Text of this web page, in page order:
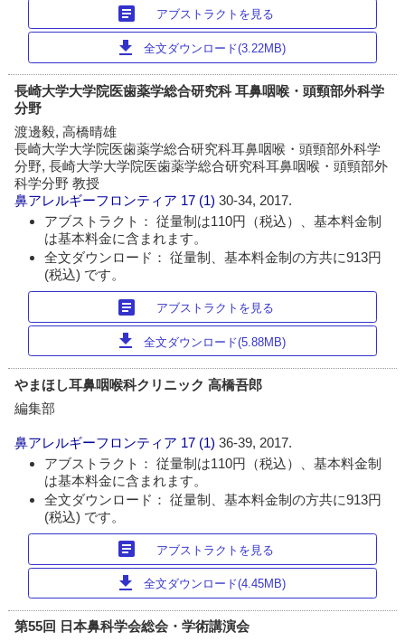
article アブストラクトを見る
download 全文ダウンロード(3.22MB)
長崎大学大学院医歯薬学総合研究科 耳鼻咽喉・頭頸部外科学
分野
渡邊毅, 高橋晴雄
長崎大学大学院医歯薬学総合研究科耳鼻咽喉・頭頸部外科学
分野, 長崎大学大学院医歯薬学総合研究科耳鼻咽喉・頭頸部外
科学分野 教授
鼻アレルギーフロンティア 17 (1)30-34, 2017.
アブストラクト： 従量制は110円（税込）、基本料金制
は基本料金に含まれます。
全文ダウンロード： 従量制、基本料金制の方共に913円
(税込) です。
article アブストラクトを見る
download 全文ダウンロード(5.88MB)
やまほし耳鼻咽喉科クリニック 高橋吾郎
編集部
鼻アレルギーフロンティア 17 (1)36-39, 2017.
アブストラクト： 従量制は110円（税込）、基本料金制
は基本料金に含まれます。
全文ダウンロード： 従量制、基本料金制の方共に913円
(税込) です。
article アブストラクトを見る
download 全文ダウンロード(4.45MB)
第55回 日本鼻科学会総会・学術講演会